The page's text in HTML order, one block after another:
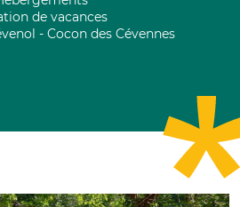
de vacances
- Cocon des Cévennes